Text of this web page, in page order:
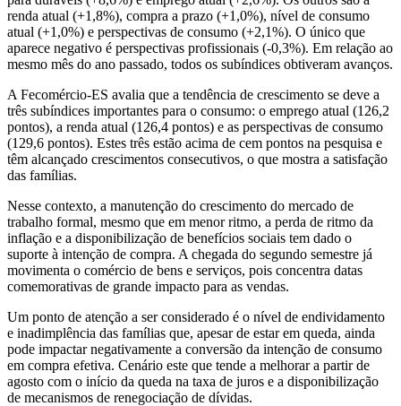
renda atual (+1,8%), compra a prazo (+1,0%), nível de consumo
atual (+1,0%) e perspectivas de consumo (+2,1%). O único que
aparece negativo é perspectivas profissionais (-0,3%). Em relação ao
mesmo mês do ano passado, todos os subíndices obtiveram avanços.
A Fecomércio-ES avalia que a tendência de crescimento se deve a
três subíndices importantes para o consumo: o emprego atual (126,2
pontos), a renda atual (126,4 pontos) e as perspectivas de consumo
(129,6 pontos). Estes três estão acima de cem pontos na pesquisa e
têm alcançado crescimentos consecutivos, o que mostra a satisfação
das famílias.
Nesse contexto, a manutenção do crescimento do mercado de
trabalho formal, mesmo que em menor ritmo, a perda de ritmo da
inflação e a disponibilização de benefícios sociais tem dado o
suporte à intenção de compra. A chegada do segundo semestre já
movimenta o comércio de bens e serviços, pois concentra datas
comemorativas de grande impacto para as vendas.
Um ponto de atenção a ser considerado é o nível de endividamento
e inadimplência das famílias que, apesar de estar em queda, ainda
pode impactar negativamente a conversão da intenção de consumo
em compra efetiva. Cenário este que tende a melhorar a partir de
agosto com o início da queda na taxa de juros e a disponibilização
de mecanismos de renegociação de dívidas.